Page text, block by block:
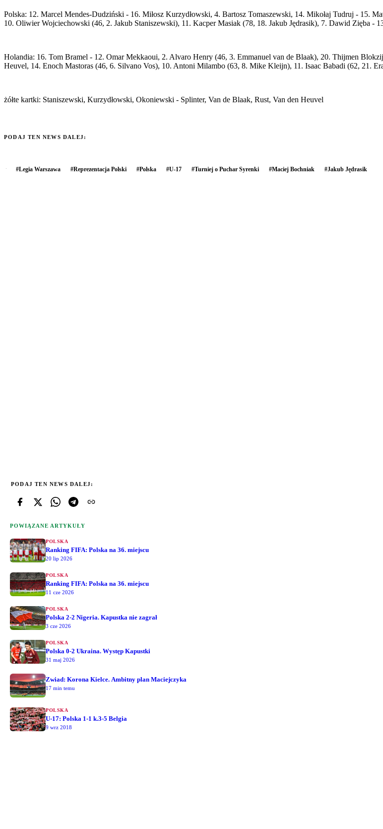
Polska: 12. Marcel Mendes-Dudziński - 16. Miłosz Kurzydłowski, 4. Bartosz Tomaszewski, 14. Mikołaj Tudruj - 15.
10. Oliwier Wojciechowski (46, 2. Jakub Staniszewski), 11. Kacper Masiak (78, 18. Jakub Jędrasik), 7. Dawid Zięba
Holandia: 16. Tom Bramel - 12. Omar Mekkaoui, 2. Alvaro Henry (46, 3. Emmanuel van de Blaak), 20. Thijmen
Heuvel, 14. Enoch Mastoras (46, 6. Silvano Vos), 10. Antoni Milambo (63, 8. Mike Kleijn), 11. Isaac Babadi (62, 21.
żółte kartki: Staniszewski, Kurzydłowski, Okoniewski - Splinter, Van de Blaak, Rust, Van den Heuvel
PODAJ TEN NEWS DALEJ:
#Legia Warszawa #Reprezentacja Polski #Polska #U-17 #Turniej o Puchar Syrenki #Maciej Bochniak #Jakub Jędrasik
PODAJ TEN NEWS DALEJ:
POWIĄZANE ARTYKUŁY
POLSKA
Ranking FIFA: Polska na 36. miejscu
20 lip 2026
POLSKA
Ranking FIFA: Polska na 36. miejscu
11 cze 2026
POLSKA
Polska 2-2 Nigeria. Kapustka nie zagrał
3 cze 2026
POLSKA
Polska 0-2 Ukraina. Występ Kapustki
31 maj 2026
Zwiad: Korona Kielce. Ambitny plan Maciejczyka
17 min temu
POLSKA
U-17: Polska 1-1 k.3-5 Belgia
9 wrz 2018